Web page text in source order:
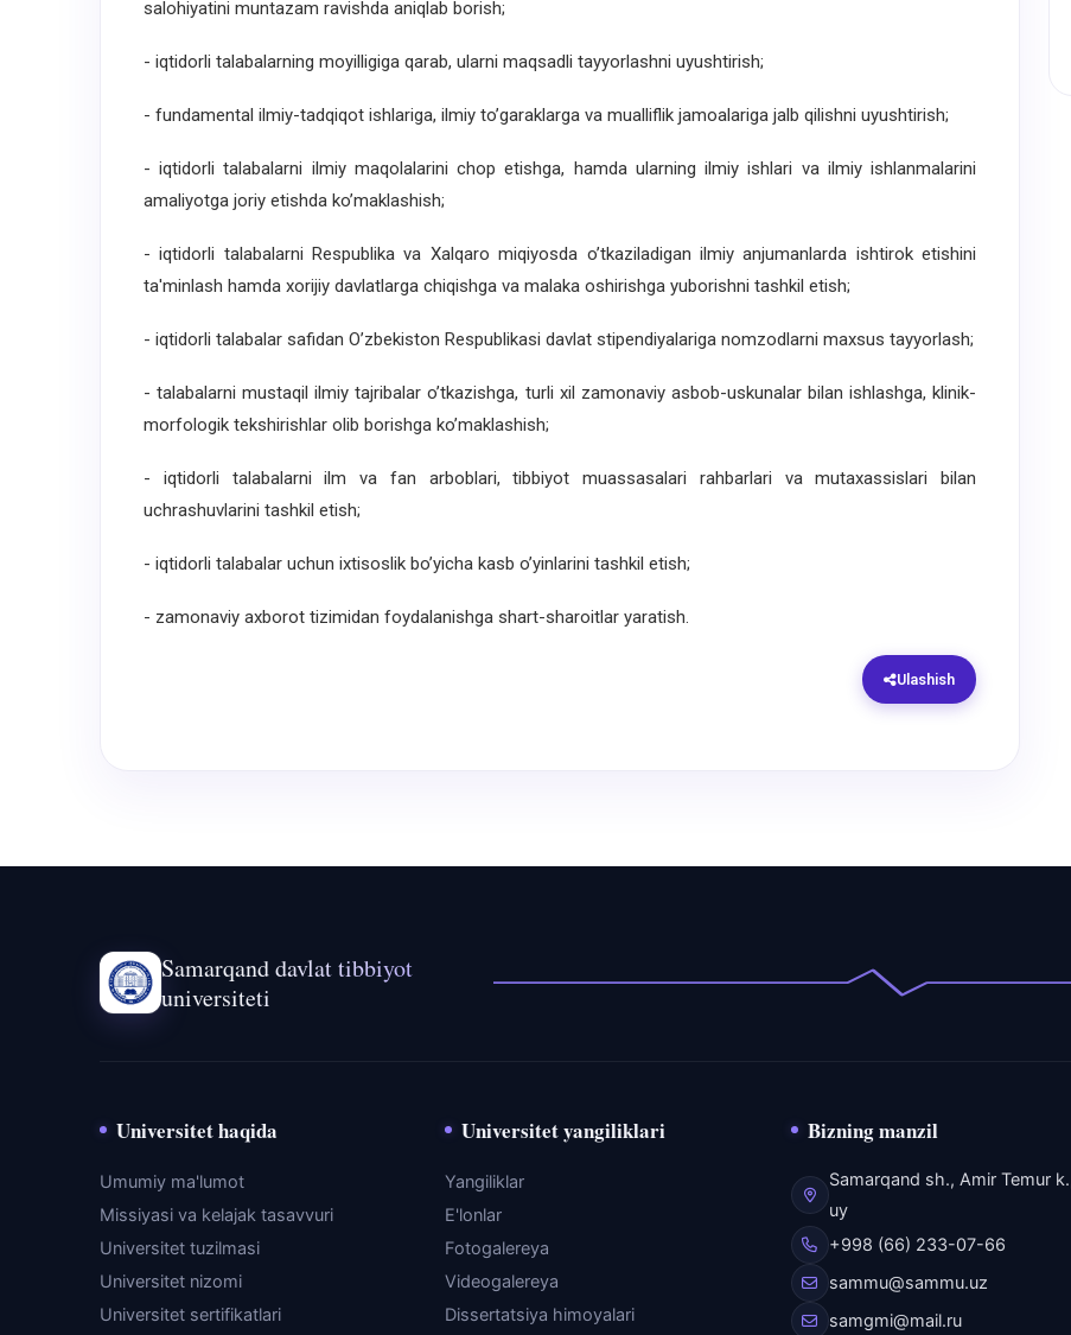
salohiyatini muntazam ravishda aniqlab borish;
- iqtidorli talabalarning moyilligiga qarab, ularni maqsadli tayyorlashni uyushtirish;
- fundamental ilmiy-tadqiqot ishlariga, ilmiy to’garaklarga va mualliflik jamoalariga jalb qilishni uyushtirish;
- iqtidorli talabalarni ilmiy maqolalarini chop etishga, hamda ularning ilmiy ishlari va ilmiy ishlanmalarini
amaliyotga joriy etishda ko’maklashish;
- iqtidorli talabalarni Respublika va Xalqaro miqiyosda o’tkaziladigan ilmiy anjumanlarda ishtirok etishini
ta'minlash hamda xorijiy davlatlarga chiqishga va malaka oshirishga yuborishni tashkil etish;
- iqtidorli talabalar safidan O’zbekiston Respublikasi davlat stipendiyalariga nomzodlarni maxsus tayyorlash;
- talabalarni mustaqil ilmiy tajribalar o’tkazishga, turli xil zamonaviy asbob-uskunalar bilan ishlashga, klinik-
morfologik tekshirishlar olib borishga ko’maklashish;
- iqtidorli talabalarni ilm va fan arboblari, tibbiyot muassasalari rahbarlari va mutaxassislari bilan
uchrashuvlarini tashkil etish;
- iqtidorli talabalar uchun ixtisoslik bo’yicha kasb o’yinlarini tashkil etish;
- zamonaviy axborot tizimidan foydalanishga shart-sharoitlar yaratish.
Ulashish
Samarqand davlat tibbiyot
universiteti
Universitet haqida
Umumiy ma'lumot
Missiyasi va kelajak tasavvuri
Universitet tuzilmasi
Universitet nizomi
Universitet sertifikatlari
Universitet yangiliklari
Yangiliklar
E'lonlar
Fotogalereya
Videogalereya
Dissertatsiya himoyalari
Bizning manzil
Samarqand sh., Amir Temur
uy
+998 (66) 233-07-66
sammu@sammu.uz
samgmi@mail.ru